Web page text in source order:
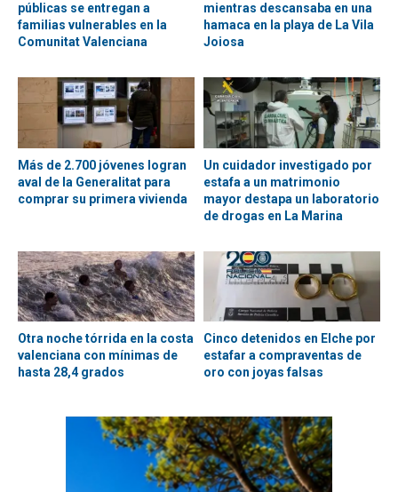
públicas se entregan a
familias vulnerables en la
Comunitat Valenciana
mientras descansaba en una
hamaca en la playa de La Vila
Joiosa
Más de 2.700 jóvenes logran
aval de la Generalitat para
comprar su primera vivienda
Un cuidador investigado por
estafa a un matrimonio
mayor destapa un laboratorio
de drogas en La Marina
Otra noche tórrida en la costa
valenciana con mínimas de
hasta 28,4 grados
Cinco detenidos en Elche por
estafar a compraventas de
oro con joyas falsas